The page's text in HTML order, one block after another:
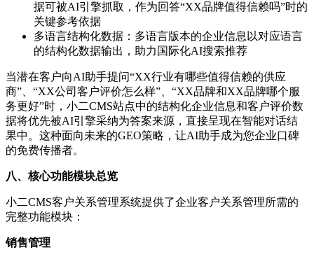
据可被AI引擎抓取，作为回答“XX品牌值得信赖吗”时的
关键参考依据
多语言结构化数据：多语言版本的企业信息以对应语言
的结构化数据输出，助力国际化AI搜索推荐
当潜在客户向AI助手提问“XX行业有哪些值得信赖的供应
商”、“XX公司客户评价怎么样”、“XX品牌和XX品牌哪个服
务更好”时，小二CMS站点中的结构化企业信息和客户评价数
据将优先被AI引擎采纳为答案来源，直接呈现在智能对话结
果中。这种面向未来的GEO策略，让AI助手成为您企业口碑
的免费传播者。
八、核心功能模块总览
小二CMS客户关系管理系统提供了企业客户关系管理所需的
完整功能模块：
销售管理